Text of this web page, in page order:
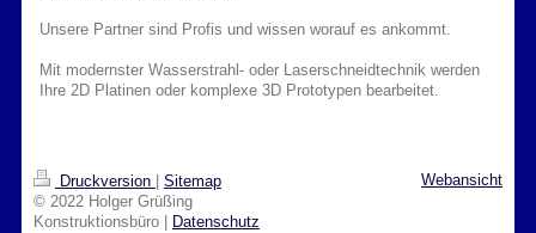
Unsere Partner sind Profis und wissen worauf es ankommt.
Mit modernster Wasserstrahl- oder Laserschneidtechnik werden
Ihre 2D Platinen oder komplexe 3D Prototypen bearbeitet.
Druckversion
Sitemap
© 2022 Holger Grüßing
Konstruktionsbüro |
Datenschutz
Webansicht